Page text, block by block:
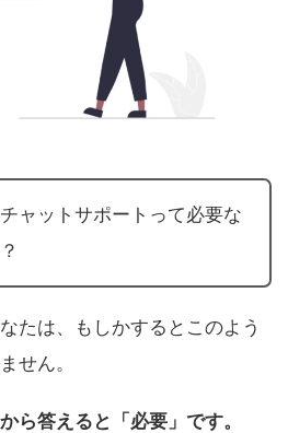
ャットサポートって必要な
たは、もしかするとこのよう
せん。
ら答えると「必要」です。